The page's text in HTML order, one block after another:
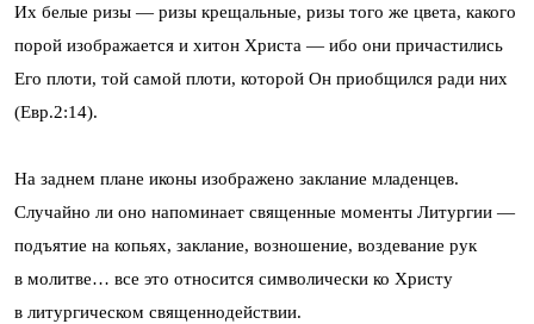
Их белые ризы — ризы крещальные, ризы того же цвета, какого
порой изображается и хитон Христа — ибо они причастились
Его плоти, той самой плоти, которой Он приобщился ради них
(Евр.2:14).
На заднем плане иконы изображено заклание младенцев.
Случайно ли оно напоминает священные моменты Литургии —
подъятие на копьях, заклание, возношение, воздевание рук
в молитве… все это относится символически ко Христу
в литургическом священнодействии.